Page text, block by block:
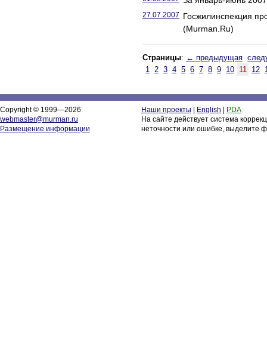
27.07.2007 Госжилинспекция
(Murman.Ru)
Страницы: ← предыдущая
1 2 3 4 5 6 7 8 9 10 11 12
Copyright © 1999—2026
webmaster@murman.ru
Размещение информации
Наши проекты English
PDA
На сайте действует система
неточности или ошибке, выделите